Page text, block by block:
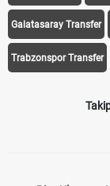
iddaa Programı
Galatasaray Transfer
Trabzonspor Transfer